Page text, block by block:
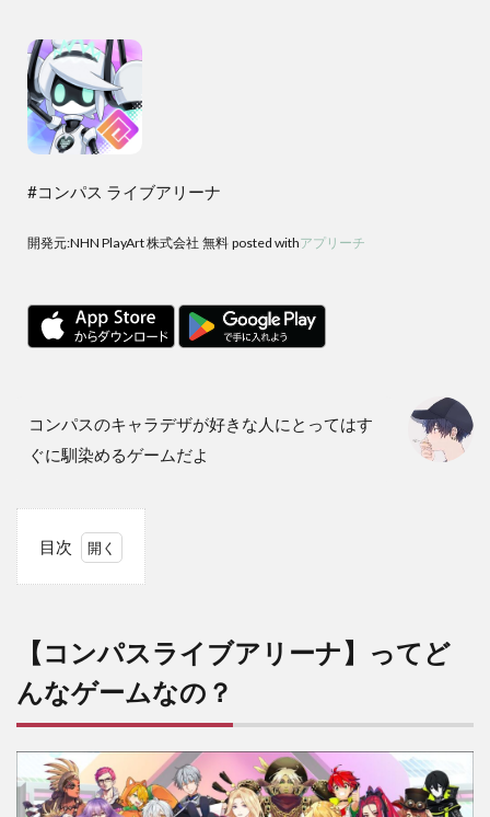
#コンパス ライブアリーナ
開発元:NHN PlayArt 株式会社 無料 posted withアプリーチ
コンパスのキャラデザが好きな人にとってはす
ぐに馴染めるゲームだよ
目次
スラ
イブ
アリ
ー
ナ】
どん
なゲ
ーム
【コンパスライブアリーナ】ってど
んなゲームなの？